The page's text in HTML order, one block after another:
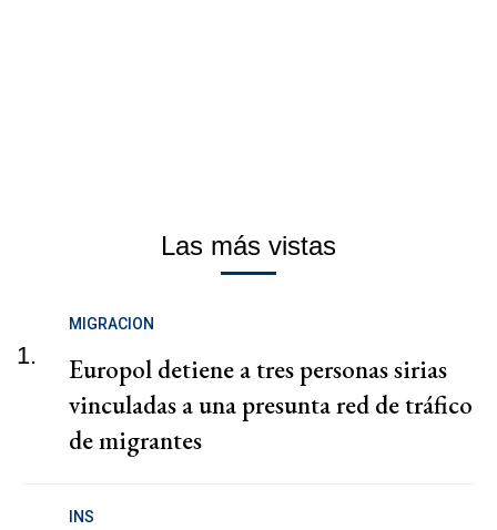
Las más vistas
1.
MIGRACION
Europol detiene a tres personas sirias
vinculadas a una presunta red de tráfico
de migrantes
INS